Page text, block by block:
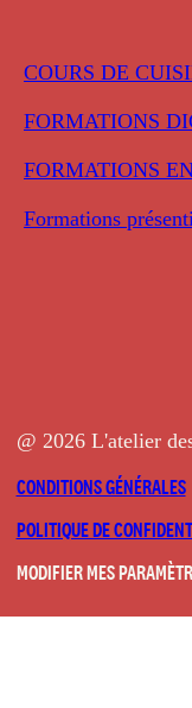
COURS DE
FORMATIONS
FORMATIONS
Formations
@ 2026 L'atelier
CONDITIONS GÉNÉRALES
POLITIQUE DE
MODIFIER MES